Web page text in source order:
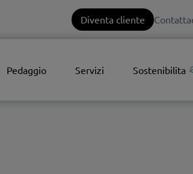
Diventa cliente
Pedaggio Servizi Sostenibilita